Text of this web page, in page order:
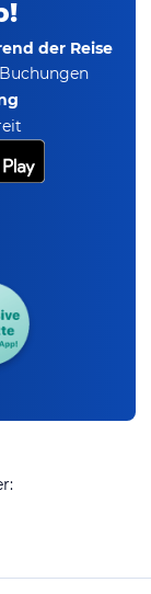
der Reise